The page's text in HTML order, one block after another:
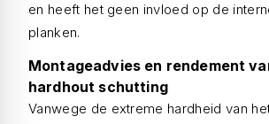
en heeft het geen invloed op de
planken.
Montageadvies en rendement
hardhout schutting
Vanwege de extreme hardheid van